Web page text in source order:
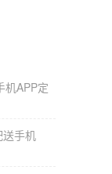
机APP定
手机